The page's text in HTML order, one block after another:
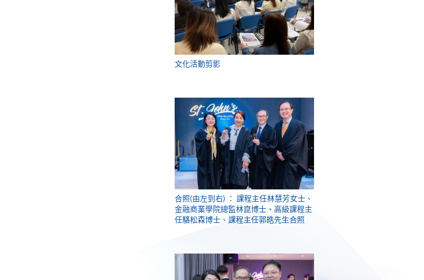
文化活動剪影
合照(由左到右) ： 課程主任林慧芳女士、
金融商業學院總監林崑博士、高級課程主
任駱松森博士、課程主任郭皓先生合照